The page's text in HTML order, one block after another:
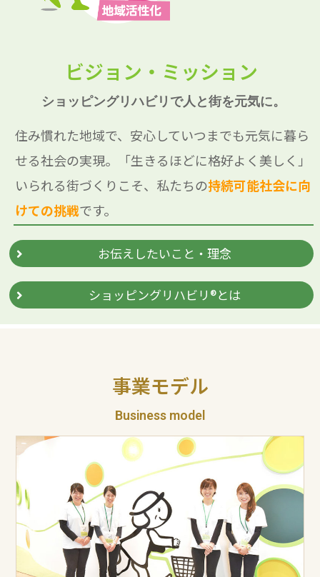
ビジョン・ミッション
ショッピングリハビリで人と街を元気に。
住み慣れた地域で、安心していつまでも元気に暮ら
せる社会の実現。「生きるほどに格好よく美しく」
いられる街づくりこそ、私たちの持続可能社会に向
けての挑戦です。
お伝えしたいこと・理念
ショッピングリハビリ®とは
事業モデル
Business model